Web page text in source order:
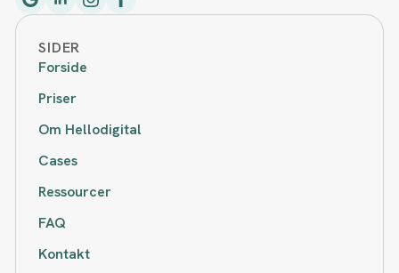
SIDER
Forside
Priser
Om Hellodigital
Cases
Ressourcer
FAQ
Kontakt